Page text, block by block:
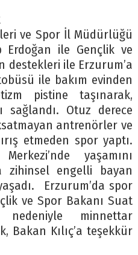
ve Spor İl Müdürlüğü
Erdoğan ile Gençlik ve
destekleri ile Erzurum’a
ile bakım evinden
pistine taşınarak,
sağlandı. Otuz derece
antrenörler ve
etmeden spor yaptı.
yaşamını
zihinsel engelli bayan
Erzurum’da spor
ve Spor Bakanı Suat
minnettar
Bakan Kılıç’a teşekkür